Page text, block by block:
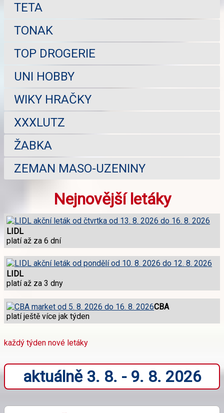
TETA
TONAK
TOP DROGERIE
UNI HOBBY
WIKY HRAČKY
XXXLUTZ
ŽABKA
ZEMAN MASO-UZENINY
Nejnovější letáky
LIDL
platí až za 6 dní
LIDL
platí až za 3 dny
CBA
platí ještě více jak týden
každý týden nové letáky
aktuálně 3. 8. - 9. 8. 2026